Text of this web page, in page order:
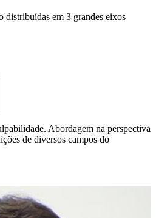
distribuídas em 3 grandes eixos
Abordagem na perspectiva
de diversos campos do